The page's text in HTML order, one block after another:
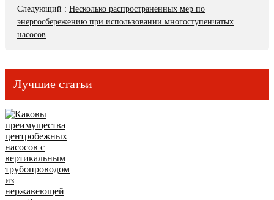
Следующий : Несколько распространенных мер по
энергосбережению при использовании многоступенчатых
насосов
Лучшие статьи